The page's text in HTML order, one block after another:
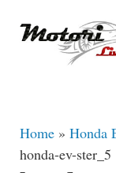
Home » Honda
honda-ev-ster_5